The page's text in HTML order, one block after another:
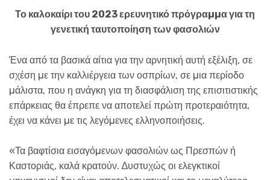
Το καλοκαίρι του 2023 ερευνητικό πρόγραµµα για τη
γενετική ταυτοποίηση των φασολιών
Ένα από τα βασικά αίτια για την αρνητική αυτή εξέλιξη, σε
σχέση µε την καλλιέργεια των οσπρίων, σε µια περίοδο
µάλιστα, που η ανάγκη για τη διασφάλιση της επισιτιστικής
επάρκειας θα έπρεπε να αποτελεί πρώτη προτεραιότητα,
έχει να κάνει µε τις λεγόµενες ελληνοποιήσεις.
«Τα βαφτίσια εισαγόµενων φασολιών ως Πρεσπών ή
Καστοριάς, καλά κρατούν. ∆υστυχώς οι ελεγκτικοί